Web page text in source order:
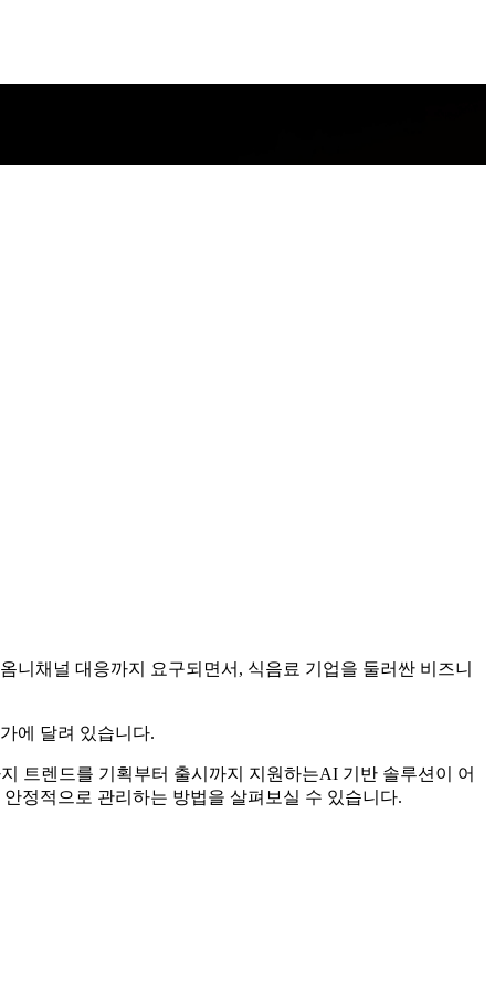
니채널 대응까지 요구되면서, 식음료 기업을 둘러싼 비즈니
에 달려 있습니다.
트렌드를 기획부터 출시까지 지원하는AI 기반 솔루션이 어
정적으로 관리하는 방법을 살펴보실 수 있습니다.